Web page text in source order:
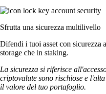
Sfrutta una sicurezza multilivello
Difendi i tuoi asset con
storage che in staking.
La sicurezza si riferisce
criptovalute sono rischiose e
il valore del tuo portafoglio.